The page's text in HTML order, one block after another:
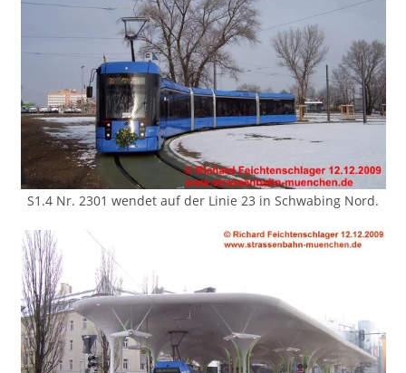
S1.4 Nr. 2301 wendet auf der Linie 23 in Schwabing Nord.